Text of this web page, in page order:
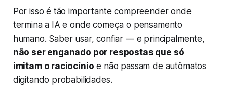
Por isso é tão importante compreender onde
termina a IA e onde começa o pensamento
humano. Saber usar, confiar — e principalmente,
não ser enganado por respostas que só
imitam o raciocínio e não passam de autômatos
digitando probabilidades.